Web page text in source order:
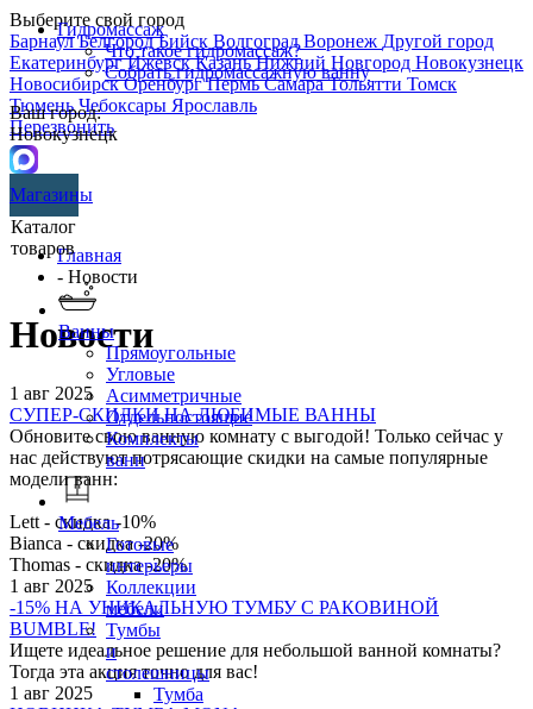
Выберите свой город
БарнаулБелгородБийск ВолгоградВоронеж Другой город
ЕкатеринбургИжевскКазаньНижний Новгород Новокузнецк
НовосибирскОренбургПермьСамараТольятти Томск
ТюменьЧебоксары Ярославль
Перезвонить
Гидромассаж
Что такое гидромассаж?
Собрать гидромассажную ванну
Ваш город:
Новокузнецк
Магазины
Каталог
товаров
Ванны
Прямоугольные
Угловые
Асимметричные
Отдельностоящие
Комплекты
ванн
Мебель
Готовые
интерьеры
Коллекции
мебели
Тумбы
и
столешницы
Тумба
Главная
- Новости
Новости
1 авг 2025
СУПЕР-СКИДКИ НА ЛЮБИМЫЕ ВАННЫ
Обновите свою ванную комнату с выгодой! Только сейчас у
нас действуют потрясающие скидки на самые популярные
модели ванн:
Lett - скидка -10%
Bianca - скидка -20%
Thomas - скидка -20%
1 авг 2025
-15% НА УНИКАЛЬНУЮ ТУМБУ С РАКОВИНОЙ
BUMBLE!
Ищете идеальное решение для небольшой ванной комнаты?
Тогда эта акция точно для вас!
1 авг 2025